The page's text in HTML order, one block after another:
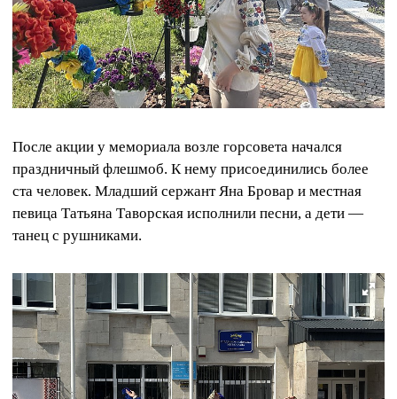
После акции у мемориала возле горсовета начался
праздничный флешмоб. К нему присоединились более
ста человек. Младший сержант Яна Бровар и местная
певица Татьяна Таворская исполнили песни, а дети —
танец с рушниками.